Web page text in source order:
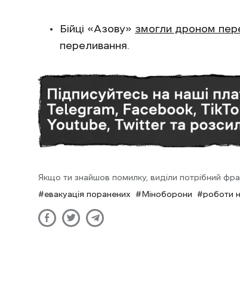
Бійці «Азову» змогли дроном
переливання.
Якщо ти знайшов помилку, виділи потрібний
евакуація поранених
Міноборони роботи